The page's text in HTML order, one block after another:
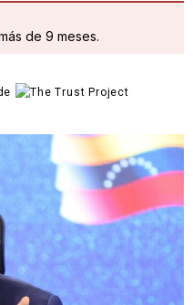
de 9 meses.